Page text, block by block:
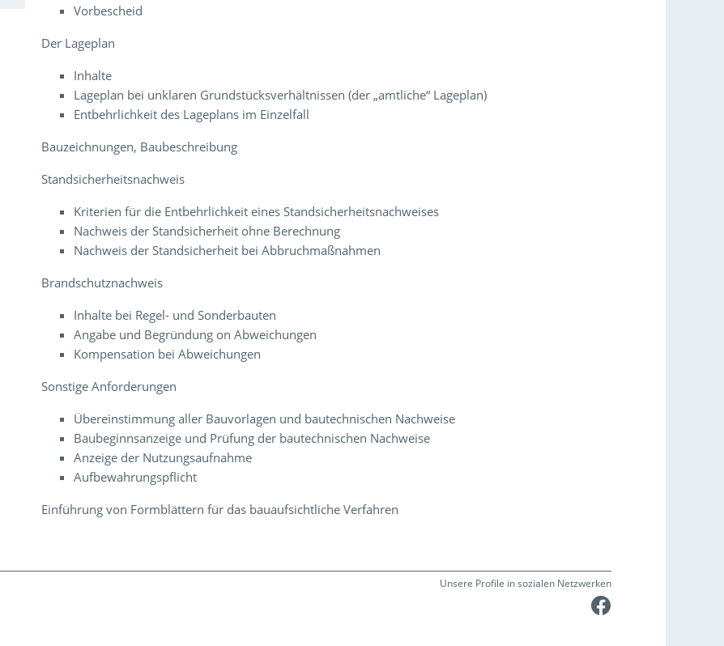
Vorbescheid
Der Lageplan
Inhalte
Lageplan bei unklaren Grundstücksverhältnissen (der „amtliche“ Lageplan)
Entbehrlichkeit des Lageplans im Einzelfall
Bauzeichnungen, Baubeschreibung
Standsicherheitsnachweis
Kriterien für die Entbehrlichkeit eines Standsicherheitsnachweises
Nachweis der Standsicherheit ohne Berechnung
Nachweis der Standsicherheit bei Abbruchmaßnahmen
Brandschutznachweis
Inhalte bei Regel- und Sonderbauten
Angabe und Begründung on Abweichungen
Kompensation bei Abweichungen
Sonstige Anforderungen
Übereinstimmung aller Bauvorlagen und bautechnischen Nachweise
Baubeginnsanzeige und Prüfung der bautechnischen Nachweise
Anzeige der Nutzungsaufnahme
Aufbewahrungspflicht
Einführung von Formblättern für das bauaufsichtliche Verfahren
Unsere Profile in sozialen Netzwerken